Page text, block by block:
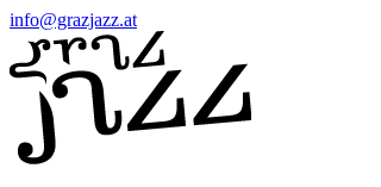
info@grazjazz.at